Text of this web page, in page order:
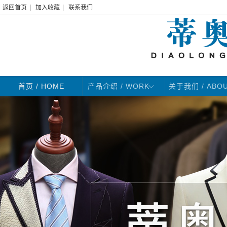
返回首页 加入收藏 联系我们
首页 / HOME 产品介绍 / WORK 关于我们 /